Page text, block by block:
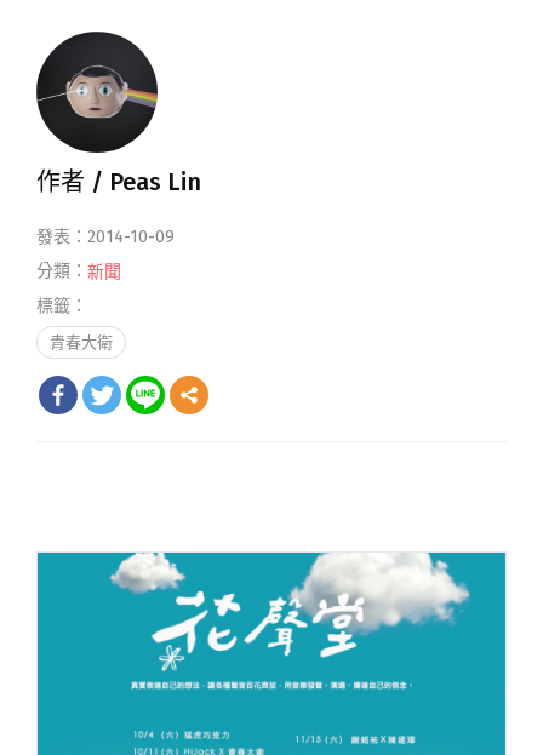
作者 / Peas Lin
發表：2014-10-09
分類： 新聞
標籤：
青春大衛